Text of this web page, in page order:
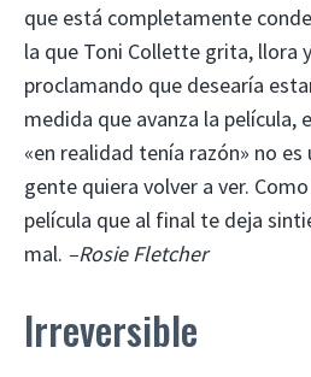
que está completamente
la que Toni Collette grita, llora
proclamando que desearía
medida que avanza la película,
«en realidad tenía razón» no es
gente quiera volver a ver. Como
película que al final te deja
mal. –Rosie Fletcher
Irreversible